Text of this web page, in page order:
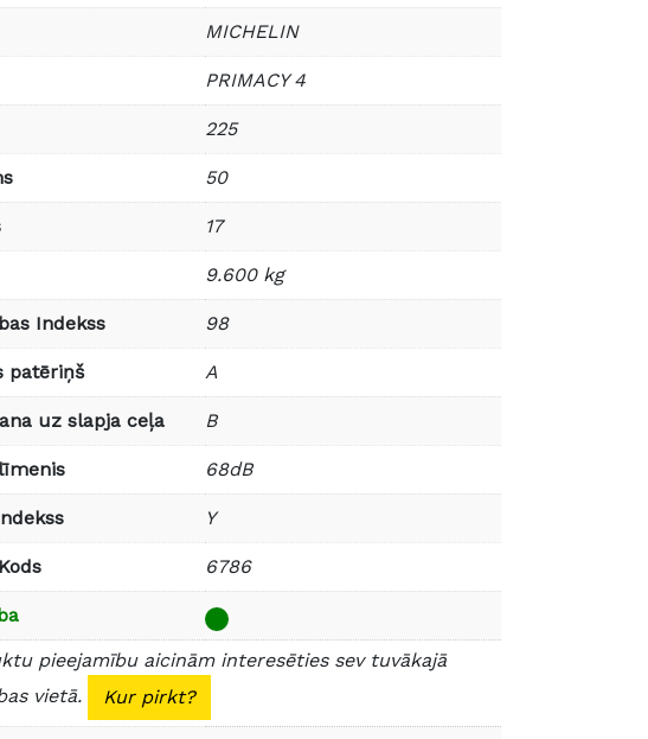
MICHELIN
PRIMACY 4
225
50
17
9.600 kg
Indekss 98
patēriņš A
uz slapja ceļa B
68dB
Y
6786
pieejamību aicinām interesēties sev tuvākajā
vietā.
Kur pirkt?